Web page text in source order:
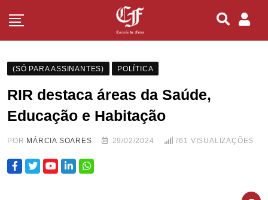
(SÓ PARA ASSINANTES) POLÍTICA
RIR destaca áreas da Saúde,
Educação e Habitação
POR MÁRCIA SOARES 29/02/2024 761 VISUALIZAÇÕES